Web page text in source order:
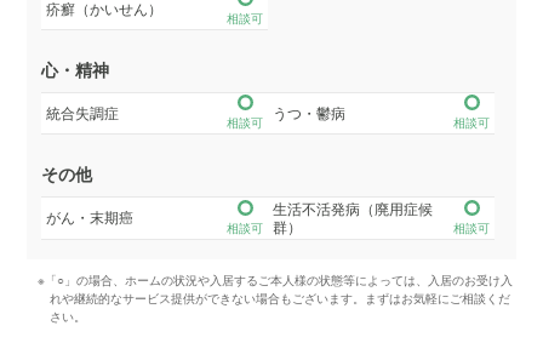
疥癬（かいせん）
相談可
心・精神
統合失調症
相談可
うつ・鬱病
相談可
その他
がん・末期癌
相談可
生活不活発病（廃用症候
群）
相談可
※「○」の場合、ホームの状況や入居するご本人様の状態等によっては、入居のお受け入
れや継続的なサービス提供ができない場合もございます。まずはお気軽にご相談くだ
さい。